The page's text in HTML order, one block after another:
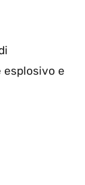
esplosivo e